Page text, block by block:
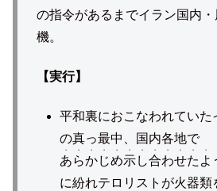
の指令があるまでイラン国内
機。
【実行】
平和裏におこなわれていた
の真っ最中、国内各地で
あらかじめ示し合わせたよ
・・・・・・・・・・・・
に紛れテロリストが火器類